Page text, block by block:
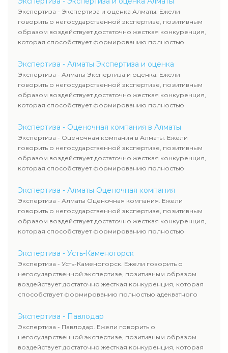
Экспертиза - Экспертиза и оценка Алматы. Ежели
говорить о негосударственной экспертизе, позитивным
образом воздействует достаточно жесткая конкуренция,
которая способствует формированию полностью
Экспертиза - Алматы Экспертиза и оценка
Экспертиза - Алматы Экспертиза и оценка. Ежели
говорить о негосударственной экспертизе, позитивным
образом воздействует достаточно жесткая конкуренция,
которая способствует формированию полностью
Экспертиза - Оценочная компания в Алматы
Экспертиза - Оценочная компания в Алматы. Ежели
говорить о негосударственной экспертизе, позитивным
образом воздействует достаточно жесткая конкуренция,
которая способствует формированию полностью
Экспертиза - Алматы Оценочная компания
Экспертиза - Алматы Оценочная компания. Ежели
говорить о негосударственной экспертизе, позитивным
образом воздействует достаточно жесткая конкуренция,
которая способствует формированию полностью
Экспертиза - Усть-Каменогорск
Экспертиза - Усть-Каменогорск. Ежели говорить о
негосударственной экспертизе, позитивным образом
воздействует достаточно жесткая конкуренция, которая
способствует формированию полностью адекватного
Экспертиза - Павлодар
Экспертиза - Павлодар. Ежели говорить о
негосударственной экспертизе, позитивным образом
воздействует достаточно жесткая конкуренция, которая